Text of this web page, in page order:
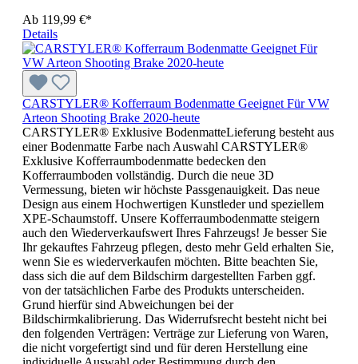
Ab 119,99 €*
Details
CARSTYLER® Kofferraum Bodenmatte Geeignet Für VW
Arteon Shooting Brake 2020-heute
CARSTYLER® Exklusive BodenmatteLieferung besteht aus
einer Bodenmatte Farbe nach Auswahl CARSTYLER®
Exklusive Kofferraumbodenmatte bedecken den
Kofferraumboden vollständig. Durch die neue 3D
Vermessung, bieten wir höchste Passgenauigkeit. Das neue
Design aus einem Hochwertigen Kunstleder und speziellem
XPE-Schaumstoff. Unsere Kofferraumbodenmatte steigern
auch den Wiederverkaufswert Ihres Fahrzeugs! Je besser Sie
Ihr gekauftes Fahrzeug pflegen, desto mehr Geld erhalten Sie,
wenn Sie es wiederverkaufen möchten. Bitte beachten Sie,
dass sich die auf dem Bildschirm dargestellten Farben ggf.
von der tatsächlichen Farbe des Produkts unterscheiden.
Grund hierfür sind Abweichungen bei der
Bildschirmkalibrierung. Das Widerrufsrecht besteht nicht bei
den folgenden Verträgen: Verträge zur Lieferung von Waren,
die nicht vorgefertigt sind und für deren Herstellung eine